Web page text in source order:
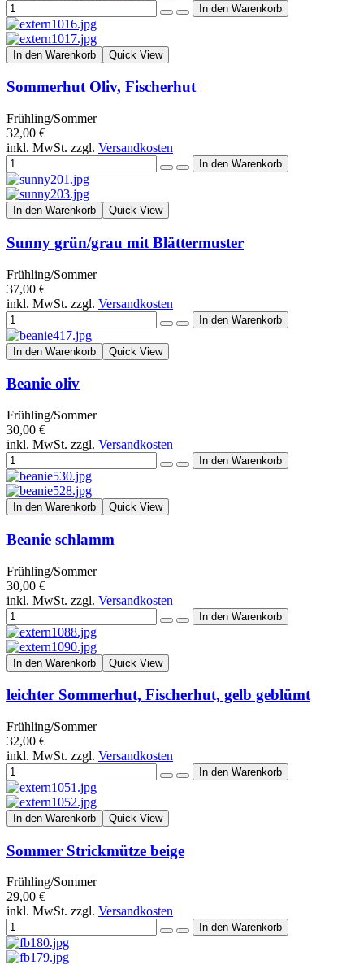
In den Warenkorb Quick View
Sommerhut Oliv, Fischerhut
Frühling/Sommer
32,00 €
inkl. MwSt. zzgl. Versandkosten
In den Warenkorb Quick View
Sunny grün/grau mit Blättermuster
Frühling/Sommer
37,00 €
inkl. MwSt. zzgl. Versandkosten
In den Warenkorb Quick View
Beanie oliv
Frühling/Sommer
30,00 €
inkl. MwSt. zzgl. Versandkosten
In den Warenkorb Quick View
Beanie schlamm
Frühling/Sommer
30,00 €
inkl. MwSt. zzgl. Versandkosten
In den Warenkorb Quick View
leichter Sommerhut, Fischerhut, gelb geblümt
Frühling/Sommer
32,00 €
inkl. MwSt. zzgl. Versandkosten
In den Warenkorb Quick View
Sommer Strickmütze beige
Frühling/Sommer
29,00 €
inkl. MwSt. zzgl. Versandkosten